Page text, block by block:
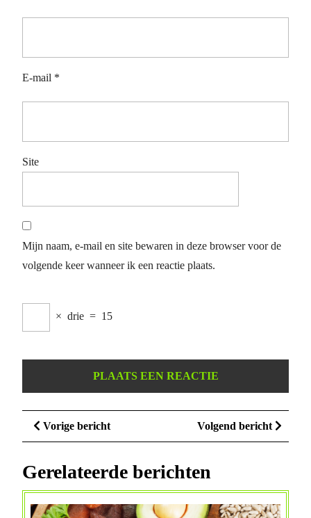
E-mail *
Site
Mijn naam, e-mail en site bewaren in deze browser voor de
volgende keer wanneer ik een reactie plaats.
× drie = 15
Berichtnavigatie
Vorige berichtVorige
bericht
Volgend bericht
bericht
Gerelateerde berichten